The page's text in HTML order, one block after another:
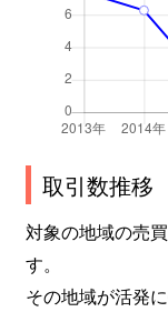
取引数推移
対象の地域の売
す。
その地域が活発